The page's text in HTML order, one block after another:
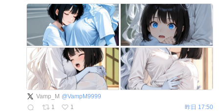
Vamp_M @VampM9999
1
1 昨日 17:50